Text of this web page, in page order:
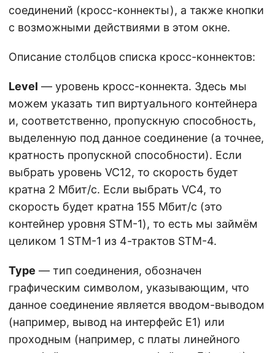
соединений (кросс-коннекты), а также кнопки
с возможными действиями в этом окне.
Описание столбцов списка кросс-коннектов:
Level — уровень кросс-коннекта. Здесь мы
можем указать тип виртуального контейнера
и, соответственно, пропускную способность,
выделенную под данное соединение (а точнее,
кратность пропускной способности). Если
выбрать уровень VC12, то скорость будет
кратна 2 Мбит/с. Если выбрать VC4, то
скорость будет кратна 155 Мбит/с (это
контейнер уровня STM-1), то есть мы займём
целиком 1 STM-1 из 4-трактов STM-4.
Type — тип соединения, обозначен
графическим символом, указывающим, что
данное соединение является вводом-выводом
(например, вывод на интерфейс E1) или
проходным (например, с платы линейного